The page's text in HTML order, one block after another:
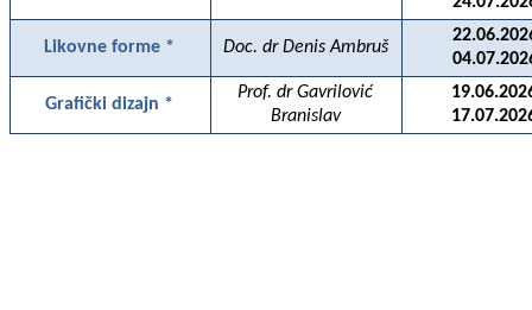
Likovne forme * Doc. dr Denis Ambruš
Grafički dizajn *
Prof. dr Gavrilović
Branislav